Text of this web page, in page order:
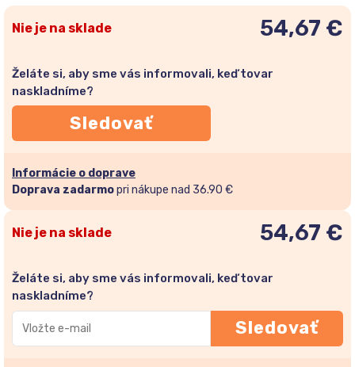
Nie je na sklade 54,67 €
Želáte si, aby sme vás informovali, keď tovar
naskladníme?
Sledovať
Informácie o doprave
Doprava zadarmopri nákupe nad 36.90 €
Nie je na sklade 54,67 €
Želáte si, aby sme vás informovali, keď tovar
naskladníme?
Sledovať